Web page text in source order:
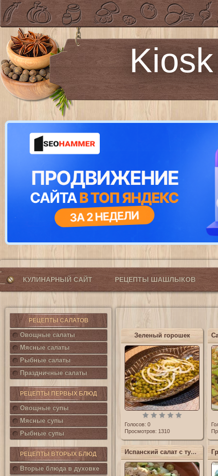
КУЛИНАРНЫЙ САЙТ РЕЦЕПТЫ ШАШЛЫКОВ
РЕЦЕПТЫ САЛАТОВ
Овощные салаты
Мясные салаты
Рыбные салаты
Праздничные салаты
РЕЦЕПТЫ ПЕРВЫХ БЛЮД
Овощные супы
Мясные супы
Рыбные супы
РЕЦЕПТЫ ВТОРЫХ БЛЮД
Вторые блюда в духовке
Зеленый горошек
Голосов: 0
Просмотров: 1310
Испанский салат с тунцом (Салат Кампестре)